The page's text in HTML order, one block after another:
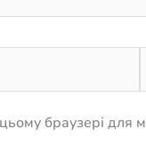
браузері для